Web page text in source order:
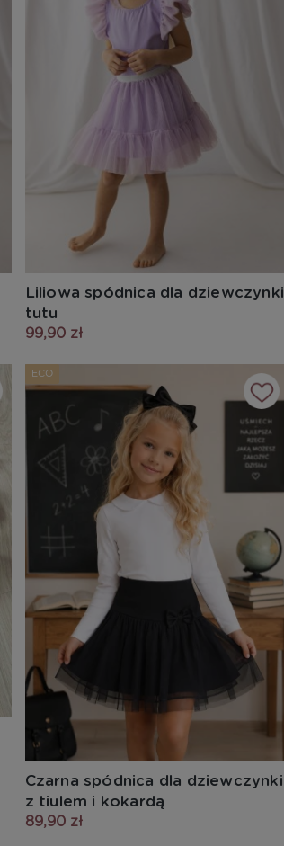
Liliowa spódnica dla dziewczynki
tutu
99,90 zł
Czarna spódnica dla dziewczynki
z tiulem i kokardą
89,90 zł
ECO